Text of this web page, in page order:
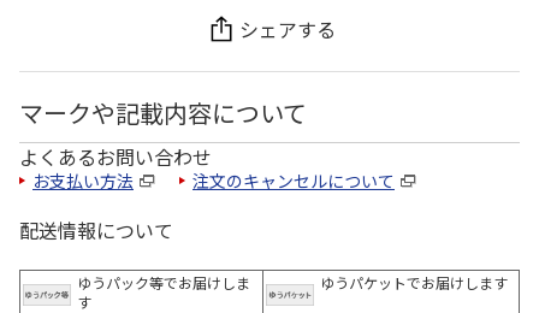
シェアする
マークや記載内容について
よくあるお問い合わせ
お支払い方法 注文のキャンセルについて
配送情報について
ゆうパック等でお届けしま
す
ゆうパケットでお届けします